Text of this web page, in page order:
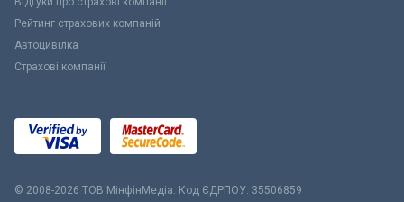
Рейтинг страхових компаній
Автоцивілка
Страхові компанії
© 2008-2026 ТОВ МiнфiнМедiа. Код ЄДРПОУ: 35506859